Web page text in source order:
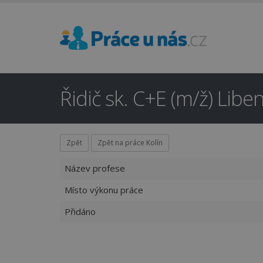
Řidič sk. C+E (m/ž)
Zpět Zpět na práce Kolín
Název profese
Místo výkonu práce
Přidáno